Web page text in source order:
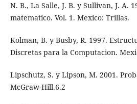
N. B., La Salle, J. B. y Sullivan, J. A.
matematico. Vol. 1. Mexico: Trillas.
Kolman, B. y Busby, R. 1997.
Discretas para la Computacion.
Lipschutz, S. y Lipson, M. 2001.
McGraw-Hill.6.2